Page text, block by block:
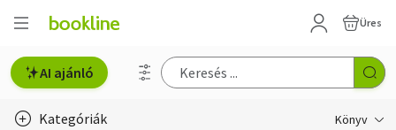
Üres
AI ajánló
Kategóriák Könyv